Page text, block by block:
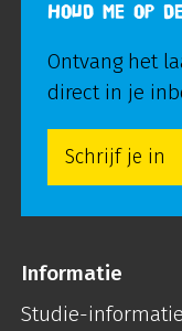
HOUD ME OP
Ontvang het
direct in je
Schrijf je in
Informatie
Studie-informatie